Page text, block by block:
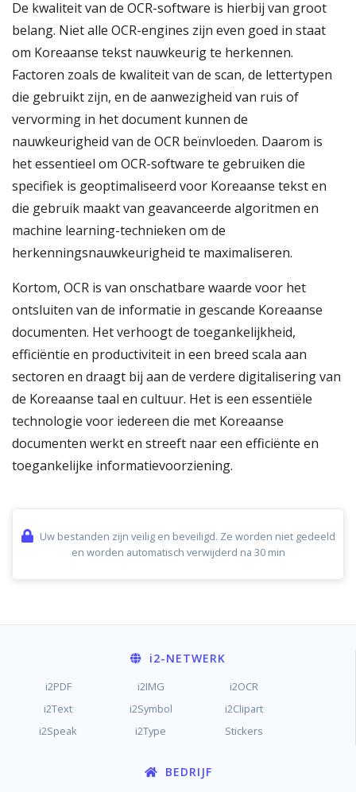
De kwaliteit van de OCR-software is hierbij van groot
belang. Niet alle OCR-engines zijn even goed in staat
om Koreaanse tekst nauwkeurig te herkennen.
Factoren zoals de kwaliteit van de scan, de lettertypen
die gebruikt zijn, en de aanwezigheid van ruis of
vervorming in het document kunnen de
nauwkeurigheid van de OCR beïnvloeden. Daarom is
het essentieel om OCR-software te gebruiken die
specifiek is geoptimaliseerd voor Koreaanse tekst en
die gebruik maakt van geavanceerde algoritmen en
machine learning-technieken om de
herkenningsnauwkeurigheid te maximaliseren.
Kortom, OCR is van onschatbare waarde voor het
ontsluiten van de informatie in gescande Koreaanse
documenten. Het verhoogt de toegankelijkheid,
efficiëntie en productiviteit in een breed scala aan
sectoren en draagt bij aan de verdere digitalisering van
de Koreaanse taal en cultuur. Het is een essentiële
technologie voor iedereen die met Koreaanse
documenten werkt en streeft naar een efficiënte en
toegankelijke informatievoorziening.
Uw bestanden zijn veilig en beveiligd. Ze worden niet gedeeld
en worden automatisch verwijderd na 30 min
i2-NETWERK
i2PDF i2IMG
i2OCR
i2Text
i2Symbol
i2Clipart
i2Speak
i2Type Stickers
BEDRIJF